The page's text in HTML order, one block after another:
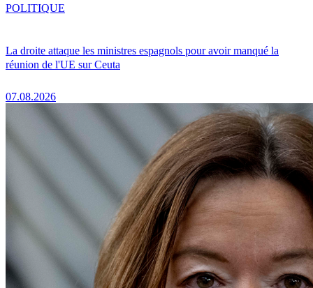
La droite attaque les ministres espagnols pour avoir manqué la
réunion de l'UE sur Ceuta
07.08.2026
POLITIQUE